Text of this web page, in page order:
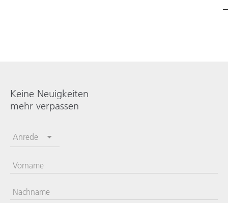
Keine Neuigkeiten
mehr verpassen
Anrede
Vorname
Nachname